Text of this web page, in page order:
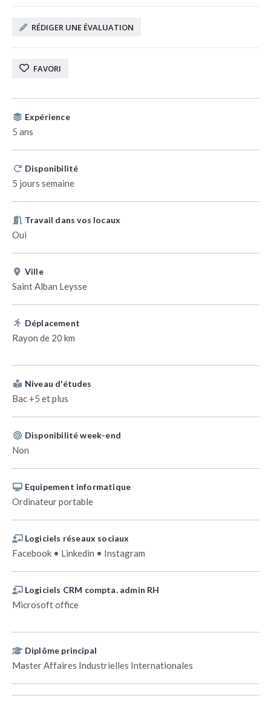
RÉDIGER UNE ÉVALUATION
FAVORI
Expérience
5 ans
Disponibilité
5 jours semaine
Travail dans vos locaux
Oui
Ville
Saint Alban Leysse
Déplacement
Rayon de 20 km
Niveau d'études
Bac +5 et plus
Disponibilité week-end
Non
Equipement informatique
Ordinateur portable
Logiciels réseaux sociaux
Facebook • Linkedin • Instagram
Logiciels CRM compta. admin RH
Microsoft office
Diplôme principal
Master Affaires Industrielles Internationales